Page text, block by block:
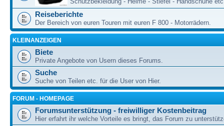
Reiseberichte
Der Bereich von euren Touren mit euren F 800 - Motorrädern.
KLEINANZEIGEN
Biete
Private Angebote von Usern dieses Forums.
Suche
Suche von Teilen etc. für die User von Hier.
FORUM - HOMEPAGE
Forumsunterstützung - freiwilliger Kostenbeitrag
Hier erfahrt ihr welche Vorteile es bringt, das Forum zu